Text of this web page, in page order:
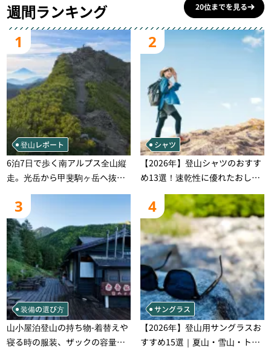
週間ランキング 20位までを見る
1
登山レポート
6泊7日で歩く南アルプス全山縦
走。光岳から甲斐駒ヶ岳へ抜け
る登山の記録
2
シャツ
【2026年】登山シャツのおすす
め13選！速乾性に優れたおしゃ
れなモデルを徹底紹介！
3
装備の選び方
山小屋泊登山の持ち物‐着替えや
寝る時の服装、ザックの容量な
4
サングラス
【2026年】登山用サングラスお
すすめ15選｜夏山・雪山・トレ